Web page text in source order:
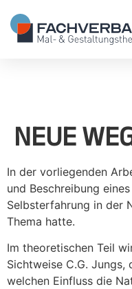
NEUE
In der vorliegenden
und Beschreibung
Selbsterfahrung in der
Thema hatte.
Im theoretischen Teil
Sichtweise C.G. Jungs,
welchen Einfluss die